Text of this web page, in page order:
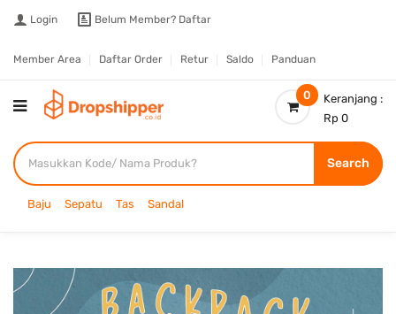
Login Belum Member? Daftar
Member Area Daftar Order Retur Saldo Panduan
0
Keranjang :
Rp 0
Search
Baju Sepatu Tas Sandal